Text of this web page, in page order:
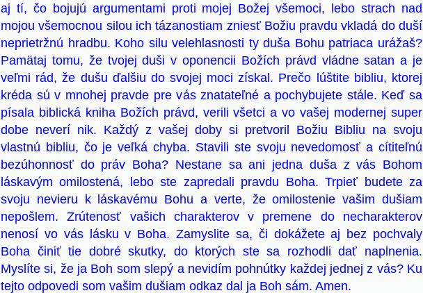
aj tí, čo bojujú argumentami proti mojej Božej všemoci, lebo strach nad
mojou všemocnou silou ich tázanostiam zniesť Božiu pravdu vkladá do duší
neprietržnú hradbu. Koho silu velehlasnosti ty duša Bohu patriaca urážaš?
Pamätaj tomu, že tvojej duši v oponencii Božích právd vládne satan a je
veľmi rád, že dušu ďalšiu do svojej moci získal. Prečo lúštite bibliu, ktorej
kréda sú v mnohej pravde pre vás znatateľné a pochybujete stále. Keď sa
písala biblická kniha Božích právd, verili všetci a vo vašej modernej super
dobe neverí nik. Každý z vašej doby si pretvoril Božiu Bibliu na svoju
vlastnú bibliu, čo je veľká chyba. Stavili ste svoju nevedomosť a cítiteľnú
bezúhonnosť do práv Boha? Nestane sa ani jedna duša z vás Bohom
láskavým omilostená, lebo ste zapredali pravdu Boha. Trpieť budete za
svoju nevieru k láskavému Bohu a verte, že omilostenie vašim dušiam
nepošlem. Zrútenosť vašich charakterov v premene do necharakterov
nenosí vo vás lásku v Boha. Zamyslite sa, či dokážete aj bez pochvaly
Boha činiť tie dobré skutky, do ktorých ste sa rozhodli dať naplnenia.
Myslíte si, že ja Boh som slepý a nevidím pohnútky každej jednej z vás? Ku
tejto odpovedi som vašim dušiam odkaz dal ja Boh sám. Amen.